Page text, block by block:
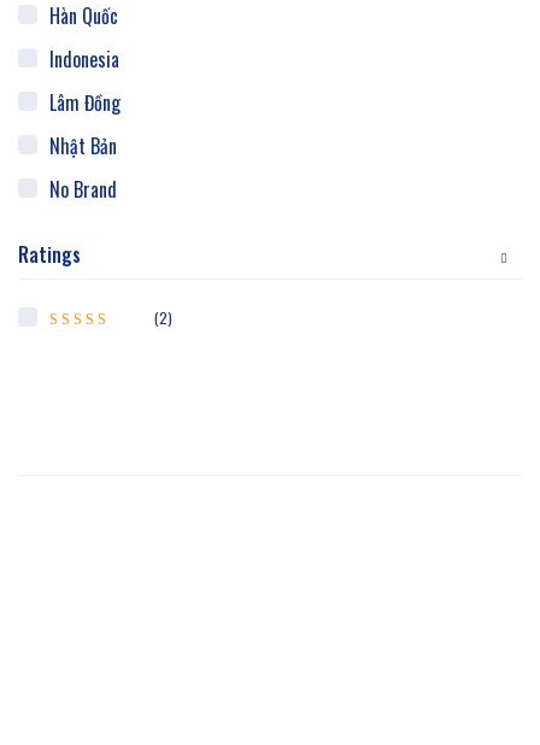
Hàn Quốc
Indonesia
Lâm Đồng
Nhật Bản
No Brand
Trung Hoa
Việt Nam
Ratings
(2)